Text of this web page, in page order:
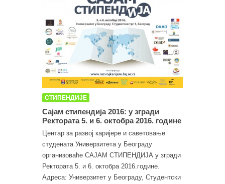
СТИПЕНДИЈЕ
Сајам стипендија 2016: у згради
Ректората 5. и 6. октобра 2016. године
Центар за развој каријере и саветовање
студената Универзитета у Београду
организоваће САЈАМ СТИПЕНДИЈА у згради
Ректората 5. и 6. октобра 2016.године.
Адреса: Универзитет у Београду, Студентски